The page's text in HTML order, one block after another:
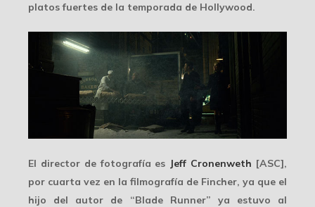
platos fuertes de la temporada de Hollywood.
El director de fotografía es Jeff Cronenweth [ASC],
por cuarta vez en la filmografía de Fincher, ya que el
hijo del autor de “Blade Runner” ya estuvo al